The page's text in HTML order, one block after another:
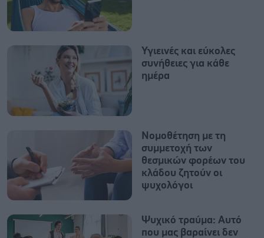
Υγιεινές και εύκολες
συνήθειες για κάθε
ημέρα
Nομοθέτηση με τη
συμμετοχή των
θεσμικών φορέων του
κλάδου ζητούν οι
ψυχολόγοι
Ψυχικό τραύμα: Αυτό
που μας βαραίνει δεν